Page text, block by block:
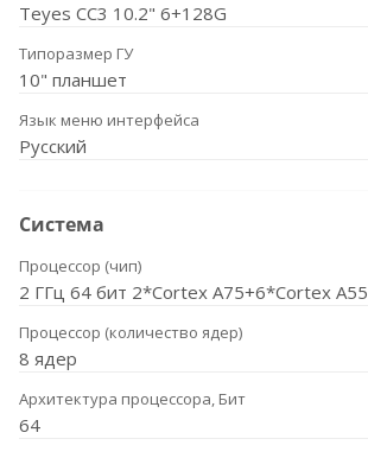
Teyes CC3 10.2" 6+128G
Типоразмер ГУ
10" планшет
Язык меню интерфейса
Русский
Система
Процессор (чип)
2 ГГц 64 бит 2*Cortex A75+6*Cortex A55
Процессор (количество ядер)
8 ядер
Архитектура процессора, Бит
64